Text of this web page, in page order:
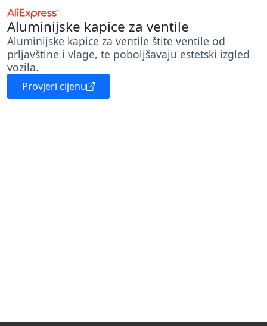
Aluminijske kapice za ventile
Aluminijske kapice za ventile štite ventile od
prljavštine i vlage, te poboljšavaju estetski izgled
vozila.
Provjeri cijenu